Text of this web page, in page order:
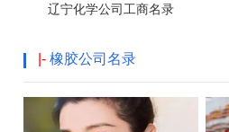
辽宁化学公司工商名录
|- 橡胶公司名录